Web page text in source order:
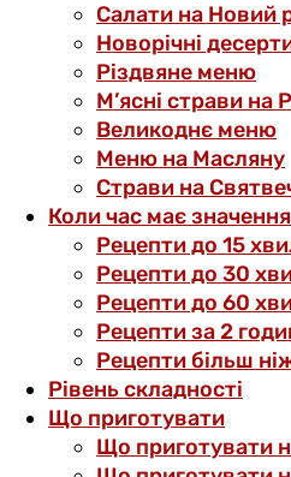
Салати на Новий
Новорічні
Різдвяне меню
М’ясні страви на
Великоднє меню
Меню на Масляну
Страви на
Коли час має значення
Рецепти до 15
Рецепти до 30
Рецепти до 60
Рецепти за 2
Рецепти більш
Рівень складності
Що приготувати
Що приготувати